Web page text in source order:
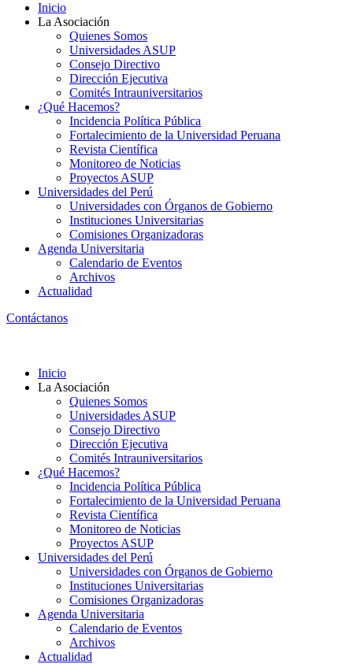
Inicio
La Asociación
Quienes Somos
Universidades ASUP
Consejo Directivo
Dirección Ejecutiva
Comités Intrauniversitarios
¿Qué Hacemos?
Incidencia Política Pública
Fortalecimiento de la Universidad Peruana
Revista Científica
Monitoreo de Noticias
Proyectos ASUP
Universidades del Perú
Universidades con Órganos de Gobierno
Instituciones Universitarias
Comisiones Organizadoras
Agenda Universitaria
Calendario de Eventos
Archivos
Actualidad
Contáctanos
Inicio
La Asociación
Quienes Somos
Universidades ASUP
Consejo Directivo
Dirección Ejecutiva
Comités Intrauniversitarios
¿Qué Hacemos?
Incidencia Política Pública
Fortalecimiento de la Universidad Peruana
Revista Científica
Monitoreo de Noticias
Proyectos ASUP
Universidades del Perú
Universidades con Órganos de Gobierno
Instituciones Universitarias
Comisiones Organizadoras
Agenda Universitaria
Calendario de Eventos
Archivos
Actualidad